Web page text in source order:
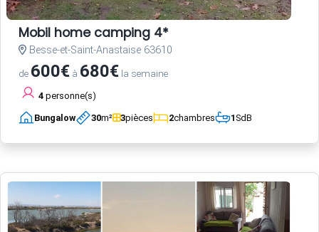
Mobil home camping 4*
Besse-et-Saint-Anastaise 63610
de 600€ à 680€ la semaine
4 personne(s)
Bungalow 30m² 3pièces 2chambres 1SdB